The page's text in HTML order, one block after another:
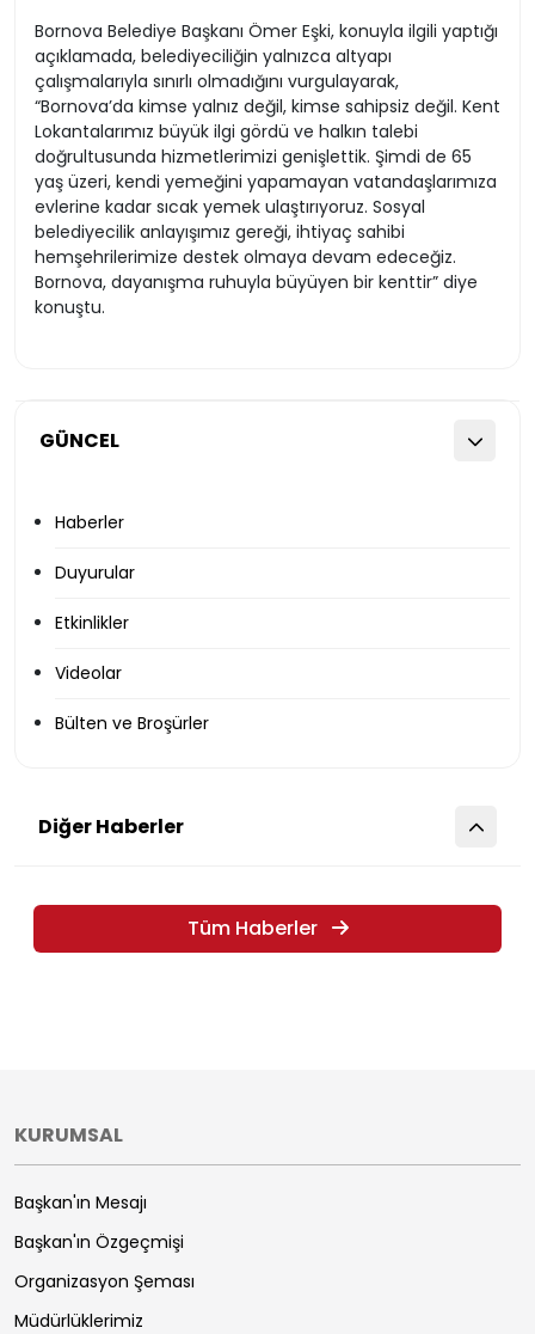
GÜNCEL
Haberler
Duyurular
Etkinlikler
Videolar
Bülten ve Broşürler
Bornova Belediye Başkanı Ömer Eşki, konuyla ilgili yaptığı
açıklamada, belediyeciliğin yalnızca altyapı
çalışmalarıyla sınırlı olmadığını vurgulayarak,
“Bornova’da kimse yalnız değil, kimse sahipsiz değil. Kent
Lokantalarımız büyük ilgi gördü ve halkın talebi
doğrultusunda hizmetlerimizi genişlettik. Şimdi de 65
yaş üzeri, kendi yemeğini yapamayan vatandaşlarımıza
evlerine kadar sıcak yemek ulaştırıyoruz. Sosyal
belediyecilik anlayışımız gereği, ihtiyaç sahibi
hemşehrilerimize destek olmaya devam edeceğiz.
Bornova, dayanışma ruhuyla büyüyen bir kenttir” diye
konuştu.
Diğer Haberler
Tüm Haberler
KURUMSAL
Başkan'ın Mesajı
Başkan'ın Özgeçmişi
Organizasyon Şeması
Müdürlüklerimiz